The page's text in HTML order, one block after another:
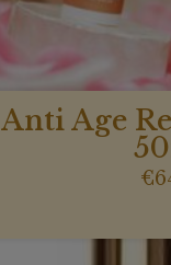
Anti Age
€